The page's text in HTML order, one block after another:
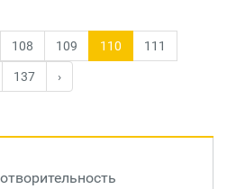
108 109 110 111
137 ›